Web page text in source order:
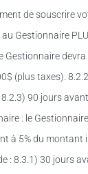
de souscrire
Gestionnaire
Gestionnaire
(plus taxes).
90 jours
: le
à 5% du montant
: 8.3.1) 30 jours